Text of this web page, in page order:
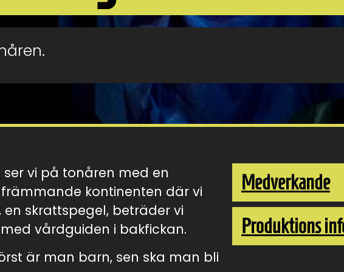
vi på tonåren med en
kontinenten där vi
skrattspegel, beträder vi
vårdguiden i bakfickan.
är man barn, sen ska man bli
Medverkande
Produktions